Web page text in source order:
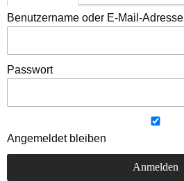
Benutzername oder E-Mail-Adresse
Passwort
Angemeldet bleiben